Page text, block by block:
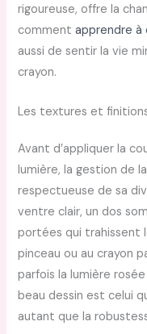
rigoureuse, offre la
commentapprendre à
aussi de sentir la vie
crayon.
Les textures et
Avant d’appliquer la
lumière, la gestion de
respectueuse de sa
ventre clair, un dos
portées qui trahissent
pinceau ou au crayon
parfois la lumière
beau dessin est celui
autant que la